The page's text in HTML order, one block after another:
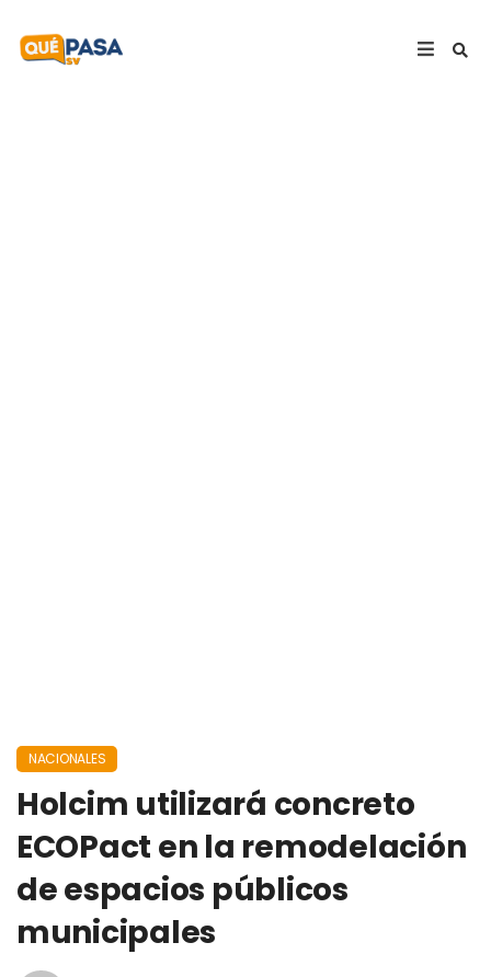
NACIONALES
Holcim utilizará concreto
ECOPact en la remodelación
de espacios públicos
municipales